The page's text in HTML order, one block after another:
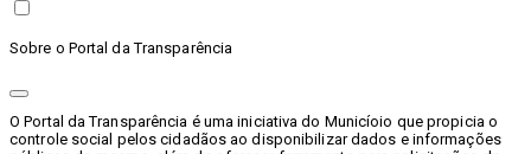
Sobre o Portal da Transparência
O Portal da Transparência é uma iniciativa do Municíoio que propicia o
controle social pelos cidadãos ao disponibilizar dados e informações